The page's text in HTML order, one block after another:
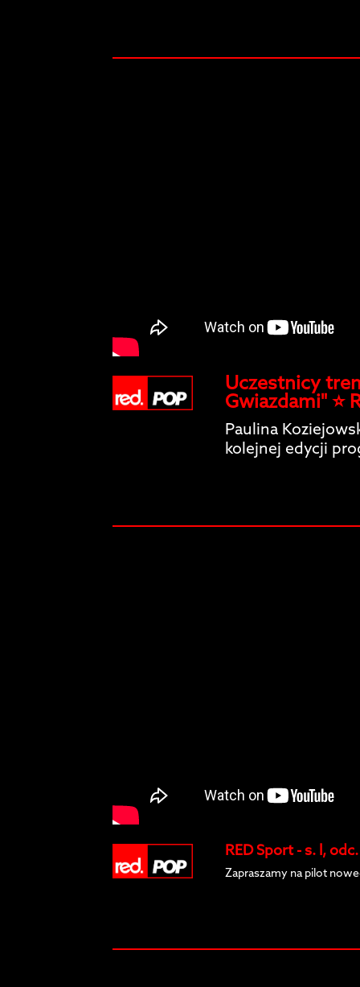
Uczestnicy
Gwiazdami" ⭐️
Paulina
kolejnej edycji
RED Sport - s. l,
Zapraszamy na pilot